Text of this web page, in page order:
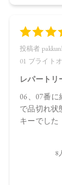
・10：
【店舗発売日】
Cosme Kitchen
Biople 2023/7/29
Make↗Kitchen
舗にお問い合わ
※発売日は予告
承ください。
※通常はご注文
ますので予め
●パッケージは